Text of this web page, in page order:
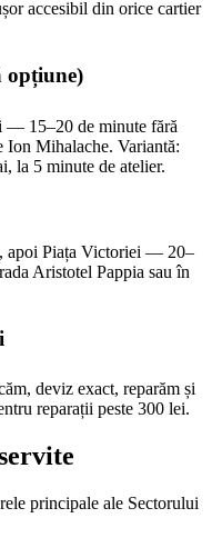
accesibil din orice cartier
opțiune)
— 15–20 de minute fără
Ion Mihalache. Variantă:
la 5 minute de atelier.
apoi Piața Victoriei — 20–
Aristotel Pappia sau în
deviz exact, reparăm și
reparații peste 300 lei.
principale ale Sectorului